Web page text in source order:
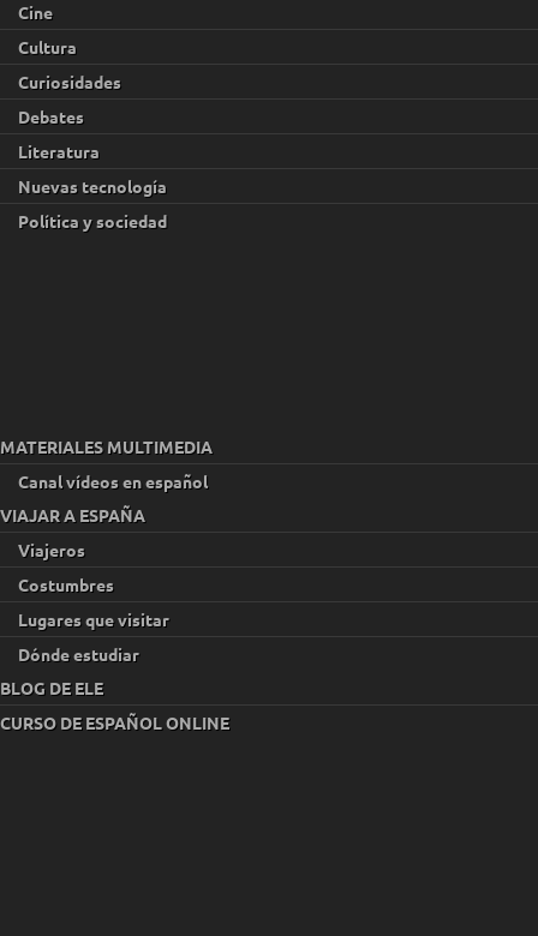
Cine
Cultura
Curiosidades
Debates
Literatura
Nuevas tecnología
Política y sociedad
MATERIALES MULTIMEDIA
Canal vídeos en español
VIAJAR A ESPAÑA
Viajeros
Costumbres
Lugares que visitar
Dónde estudiar
BLOG DE ELE
CURSO DE ESPAÑOL ONLINE